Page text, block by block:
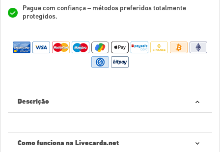
Pague com confiança – métodos preferidos totalmente
protegidos.
Descrição
Como funciona na Livecards.net